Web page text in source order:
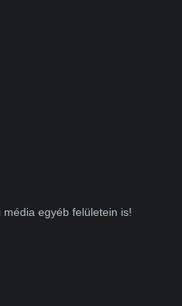
egyéb felületein is!